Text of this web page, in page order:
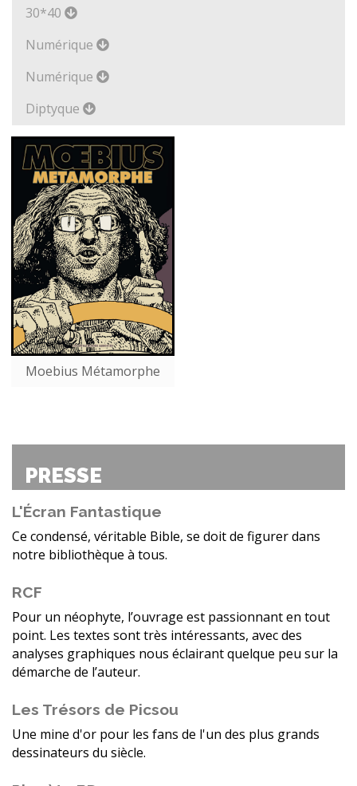
30*40
Numérique
Numérique
Diptyque
Moebius Métamorphe
PRESSE
L'Écran Fantastique
Ce condensé, véritable Bible, se doit de figurer dans
notre bibliothèque à tous.
RCF
Pour un néophyte, l’ouvrage est passionnant en tout
point. Les textes sont très intéressants, avec des
analyses graphiques nous éclairant quelque peu sur la
démarche de l’auteur.
Les Trésors de Picsou
Une mine d'or pour les fans de l'un des plus grands
dessinateurs du siècle.